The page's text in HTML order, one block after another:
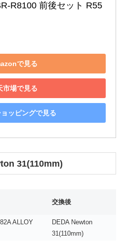
R8100 前後セット R55
で見る
市場で見る
ッピングで見る
31(110mm)
交換後
ALLOY
DEDA Newton
31(110mm)